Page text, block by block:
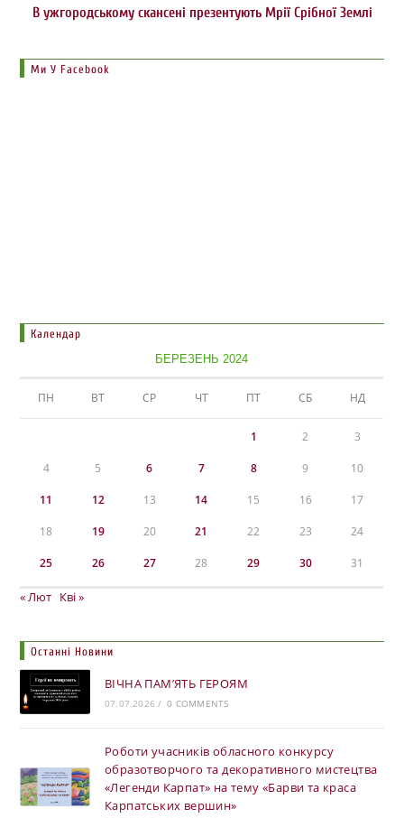
В ужгородському скансені презентують Мрії Срібної Землі
Ми У Facebook
Календар
БЕРЕЗЕНЬ 2024
ПН ВТ СР ЧТ ПТ СБ НД
1 2 3
4 5 6 7 8 9 10
11 12 13 14 15 16 17
18 19 20 21 22 23 24
25 26 27 28 29 30 31
« Лют Кві »
Останні Новини
ВІЧНА ПАМ’ЯТЬ ГЕРОЯМ
07.07.2026 / 0 COMMENTS
Роботи учасників обласного конкурсу
образотворчого та декоративного мистецтва
«Легенди Карпат» на тему «Барви та краса
Карпатських вершин»